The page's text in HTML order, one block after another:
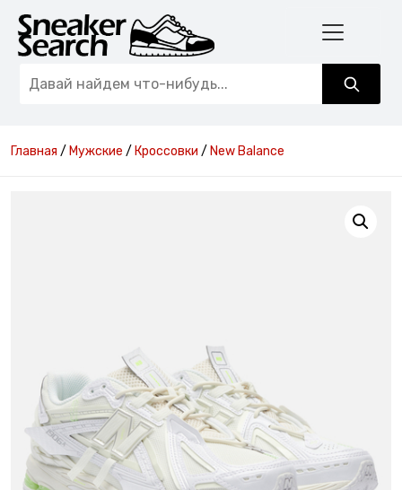
Главная / Мужские / Кроссовки / New Balance